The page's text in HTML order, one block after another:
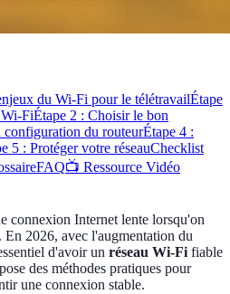
du Wi-Fi pour le télétravailÉtape
Wi-FiÉtape 2 : Choisir le bon
configuration du routeurÉtape 4 :
5 : Protéger votre réseauChecklist
FAQ📺 Ressource Vidéo
connexion Internet lente lorsqu'on
En 2026, avec l'augmentation du
d'avoir un réseau Wi-Fifiable
des méthodes pratiques pour
une connexion stable.